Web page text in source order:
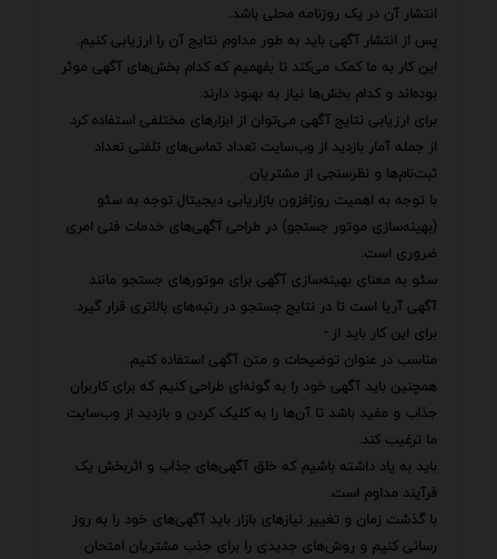
انتشار آن در یک روزنامه محلی باشد.
پس از انتشار آگهی باید به طور مداوم نتایج آن را ارزیابی کنیم.
این کار به ما کمک می‌کند تا بفهمیم که کدام بخش‌های آگهی موثر
بوده‌اند و کدام بخش‌ها نیاز به بهبود دارند.
برای ارزیابی نتایج آگهی می‌توان از ابزارهای مختلفی استفاده کرد
از جمله آمار بازدید از وب‌سایت تعداد تماس‌های تلفنی تعداد
ثبت‌نام‌ها و نظرسنجی از مشتریان.
با توجه به اهمیت روزافزون بازاریابی دیجیتال توجه به سئو
(بهینه‌سازی موتور جستجو) در طراحی آگهی‌های خدمات فنی امری
ضروری است.
سئو به معنای بهینه‌سازی آگهی برای موتورهای جستجو مانند
آگهی آریا است تا در نتایج جستجو در رتبه‌های بالاتری قرار گیرد.
برای این کار باید از -
مناسب در عنوان توضیحات و متن آگهی استفاده کنیم.
همچنین باید آگهی خود را به گونه‌ای طراحی کنیم که برای کاربران
جذاب و مفید باشد تا آن‌ها را به کلیک کردن و بازدید از وب‌سایت
ما ترغیب کند.
باید به یاد داشته باشیم که خلق آگهی‌های جذاب و اثربخش یک
فرآیند مداوم است.
با گذشت زمان و تغییر نیازهای بازار باید آگهی‌های خود را به روز
رسانی کنیم و روش‌های جدیدی را برای جذب مشتریان امتحان